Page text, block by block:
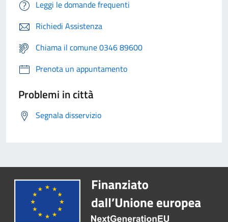
Leggi le domande frequenti
Richiedi Assistenza
Chiama il comune 0346 89600
Prenota un appuntamento
Problemi in città
Segnala disservizio